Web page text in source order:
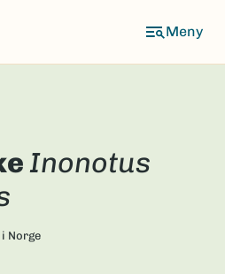
Inonotus
Norge